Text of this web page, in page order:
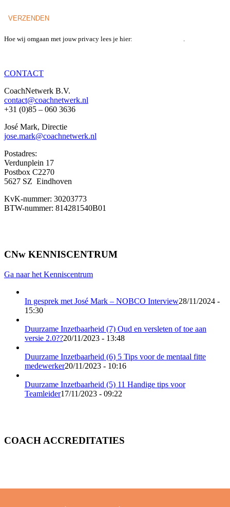
Hoe wij omgaan met jouw privacy lees je hier:
CONTACT
CoachNetwerk B.V.
contact@coachnetwerk.nl
+31 (0)85 – 060 3636
José Mark, Directie
jose.mark@coachnetwerk.nl
Postadres:
Verdunplein 17
Postbox C2270
5627 SZ Eindhoven
KvK-nummer: 30203773
BTW-nummer: 814281540B01
CNw KENNISCENTRUM
Ga naar het Kenniscentrum
In gesprek met José Mark – NOBCO Interview28/11/2024 -
15:30
Duurzame Inzetbaarheid (7) Oud en versleten of toe aan
versie 2.0??20/11/2023 - 13:48
Duurzame Inzetbaarheid (6) 5 Tips voor de mentaal fitte
medewerker20/11/2023 - 10:16
Duurzame Inzetbaarheid (5) 11 Handige tips voor
Teamleider17/11/2023 - 09:22
COACH ACCREDITATIES